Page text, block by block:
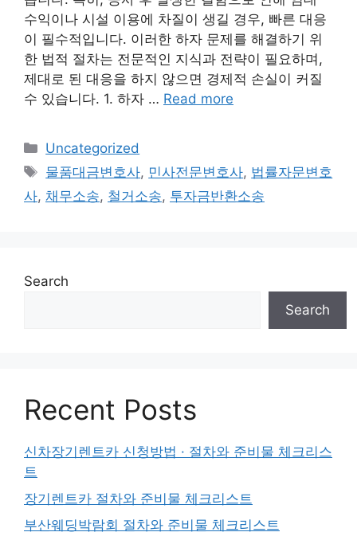
수익이나 시설 이용에 차질이 생길 경우, 빠른 대응
이 필수적입니다. 이러한 하자 문제를 해결하기 위
한 법적 절차는 전문적인 지식과 전략이 필요하며,
제대로 된 대응을 하지 않으면 경제적 손실이 커질
수 있습니다. 1. 하자 … Read more
Categories
Uncategorized
Tags
물품대금변호사, 민사전문변호사, 법률자문변호
사, 채무소송, 철거소송, 투자금반환소송
Search
Search
Recent Posts
신차장기렌트카 신청방법 · 절차와 준비물 체크리스
트
장기렌트카 절차와 준비물 체크리스트
부산웨딩박람회 절차와 준비물 체크리스트